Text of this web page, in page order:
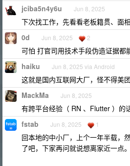
jciba5n4y6u Jun 8, 2025
下次找工作，先看看老板籍贯、面
0d Jun 8, 2025 2
可怕 打官司用技术手段伪造证据都
haiku Jun 8, 2025 via Android
这就是国内互联网大厂，怪不得美
MackMa Jun 8, 2025
有跨平台经验（ RN 、Flutter ）的
fstab Jun 8, 2025 1
回本地的中小厂，上个一年半载，
了吧，下家再问就说想离家近一点。